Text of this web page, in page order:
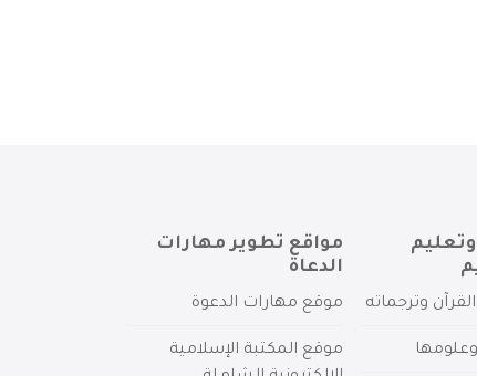
وترجماته
مواقع تطوير مهارات
الدعاة
موقع مهارات الدعوة
موقع المكتبة الإسلامية